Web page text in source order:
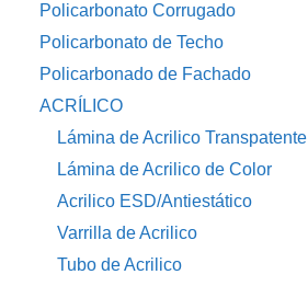
Policarbonato Corrugado
Policarbonato de Techo
Policarbonado de Fachado
ACRÍLICO
Lámina de Acrilico Transpatente
Lámina de Acrilico de Color
Acrilico ESD/Antiestático
Varrilla de Acrilico
Tubo de Acrilico